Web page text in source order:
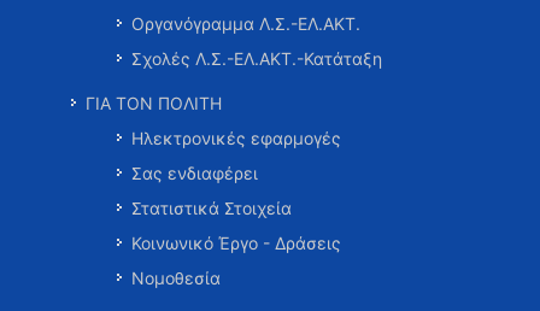
Οργανόγραμμα Λ.Σ.-ΕΛ.ΑΚΤ.
Σχολές Λ.Σ.-ΕΛ.ΑΚΤ.-Κατάταξη
ΓΙΑ ΤΟΝ ΠΟΛΙΤΗ
Ηλεκτρονικές εφαρμογές
Σας ενδιαφέρει
Στατιστικά Στοιχεία
Κοινωνικό Έργο - Δράσεις
Νομοθεσία